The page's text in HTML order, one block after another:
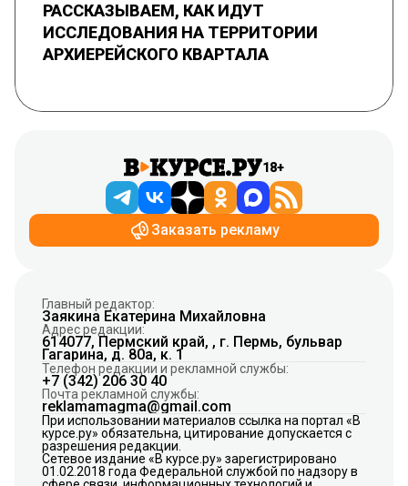
РАССКАЗЫВАЕМ, КАК ИДУТ
ИССЛЕДОВАНИЯ НА ТЕРРИТОРИИ
АРХИЕРЕЙСКОГО КВАРТАЛА
18+
Заказать рекламу
Главный редактор:
Заякина Екатерина Михайловна
Адрес редакции:
614077, Пермский край, , г. Пермь, бульвар
Гагарина, д. 80а, к. 1
Телефон редакции и рекламной службы:
+7 (342) 206 30 40
Почта рекламной службы:
reklamamagma@gmail.com
При использовании материалов ссылка на портал «В
курсе.ру» обязательна, цитирование допускается с
разрешения редакции.
Сетевое издание «В курсе.ру» зарегистрировано
01.02.2018 года Федеральной службой по надзору в